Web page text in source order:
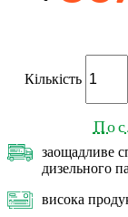
Кількість
заощадливе
дизельного
висока